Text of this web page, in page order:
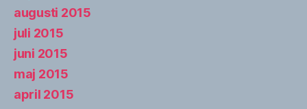
augusti 2015
juli 2015
juni 2015
maj 2015
april 2015